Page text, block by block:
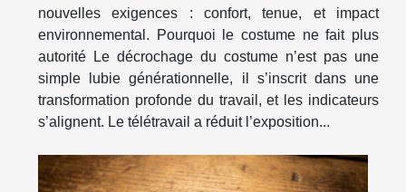
nouvelles exigences : confort, tenue, et impact
environnemental. Pourquoi le costume ne fait plus
autorité Le décrochage du costume n’est pas une
simple lubie générationnelle, il s’inscrit dans une
transformation profonde du travail, et les indicateurs
s’alignent. Le télétravail a réduit l’exposition...